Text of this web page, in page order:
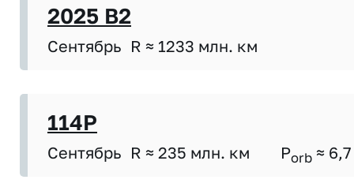
2025 B2
Сентябрь R ≈ 1233 млн. км
114P
Сентябрь R ≈ 235 млн. км Porb ≈ 6,7